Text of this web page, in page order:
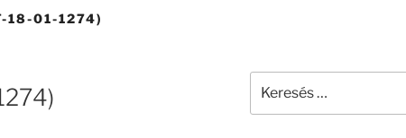
18-01-1274)
következő